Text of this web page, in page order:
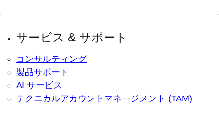
サービス & サポート
コンサルティング
製品サポート
AI サービス
テクニカルアカウントマネージメント (TAM)